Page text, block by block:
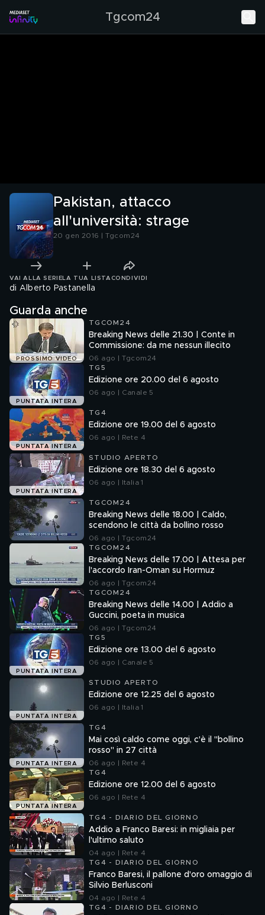
Tgcom24
Pakistan, attacco
all'università: strage
20 gen 2016 | Tgcom24
VAI ALLA SERIE LA TUA LISTA CONDIVIDI
di Alberto Pastanella
Guarda anche
PROSSIMO VIDEO
TGCOM24
Breaking News delle 21.30 | Conte in
Commissione: da me nessun illecito
06 ago | Tgcom24
PUNTATA INTERA
TG5
Edizione ore 20.00 del 6 agosto
06 ago | Canale 5
PUNTATA INTERA
TG4
Edizione ore 19.00 del 6 agosto
06 ago | Rete 4
PUNTATA INTERA
STUDIO APERTO
Edizione ore 18.30 del 6 agosto
06 ago | Italia 1
TGCOM24
Breaking News delle 18.00 | Caldo,
scendono le città da bollino rosso
06 ago | Tgcom24
TGCOM24
Breaking News delle 17.00 | Attesa per
l'accordo Iran-Oman su Hormuz
06 ago | Tgcom24
TGCOM24
Breaking News delle 14.00 | Addio a
Guccini, poeta in musica
06 ago | Tgcom24
PUNTATA INTERA
TG5
Edizione ore 13.00 del 6 agosto
06 ago | Canale 5
PUNTATA INTERA
STUDIO APERTO
Edizione ore 12.25 del 6 agosto
06 ago | Italia 1
PUNTATA INTERA
TG4
Mai così caldo come oggi, c'è il "bollino
rosso" in 27 città
06 ago | Rete 4
PUNTATA INTERA
TG4
Edizione ore 12.00 del 6 agosto
06 ago | Rete 4
TG4 - DIARIO DEL GIORNO
Addio a Franco Baresi: in migliaia per
l'ultimo saluto
04 ago | Rete 4
TG4 - DIARIO DEL GIORNO
Franco Baresi, il pallone d'oro omaggio di
Silvio Berlusconi
04 ago | Rete 4
TG4 - DIARIO DEL GIORNO